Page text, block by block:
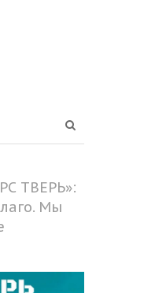
ТВЕРЬ»:
Мы